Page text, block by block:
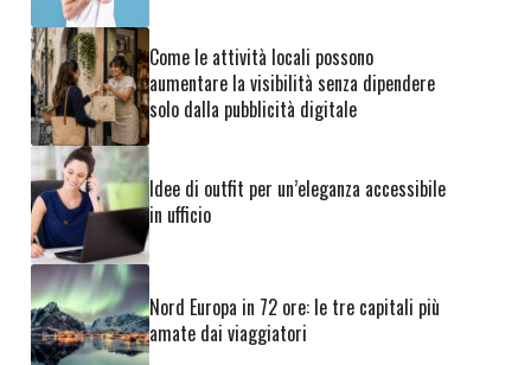
Come le attività locali possono
aumentare la visibilità senza dipendere
solo dalla pubblicità digitale
Idee di outfit per un’eleganza accessibile
in ufficio
Nord Europa in 72 ore: le tre capitali più
amate dai viaggiatori